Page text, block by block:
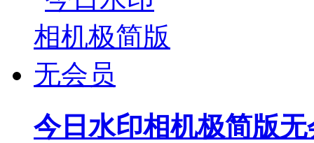
今日水印相机极简版无